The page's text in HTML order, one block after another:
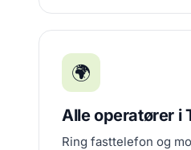
🌍
Alle operatører i
Ring fasttelefon og